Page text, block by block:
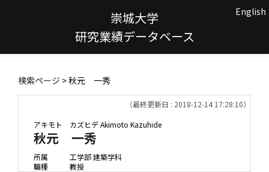
崇城大学
研究業績データベース
English
検索ページ > 秋元 一秀
（最終更新日 : 2018-12-14 17:28:10）
アキモト カズヒデAkimoto Kazuhide
秋元 一秀
所属
工学部 建築学科
職種
教授